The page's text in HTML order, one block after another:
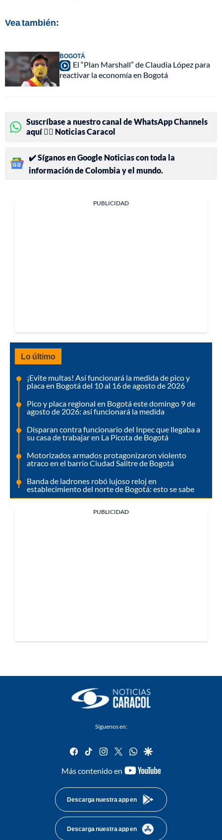
Vea también:
BOGOTÁ
El “Plan Marshall” de Claudia López para
reactivar la economía en Bogotá
Suscríbase a nuestro canal de WhatsApp Channels
aquí 👉🏻 Noticias Caracol
✔️ Síganos en Google Noticias con toda la
información de Colombia y el mundo.
PUBLICIDAD
Lo último
¡Evite multas! Así funcionará la medida de pico y
placa en Bogotá del 10 al 16 de agosto de 2026
Pico y placa regional en Bogotá este domingo 9 de
agosto de 2026: así funcionará la medida
Disparan contra funcionario del Inpec que llegaba a
su casa de trabajar en La Picota de Bogotá
Motorizados armados protagonizaron violento
atraco en el barrio Ciudad Salitre de Bogotá
Banda de ladrones robó lujoso reloj en
establecimiento del norte de Bogotá: esto se sabe
PUBLICIDAD
Síguenos en:
facebook
tiktok instagram
twitterwhatsapp
google
Más contenido en
youtube-
Descarga nuestra app en
Descarga nuestra app en